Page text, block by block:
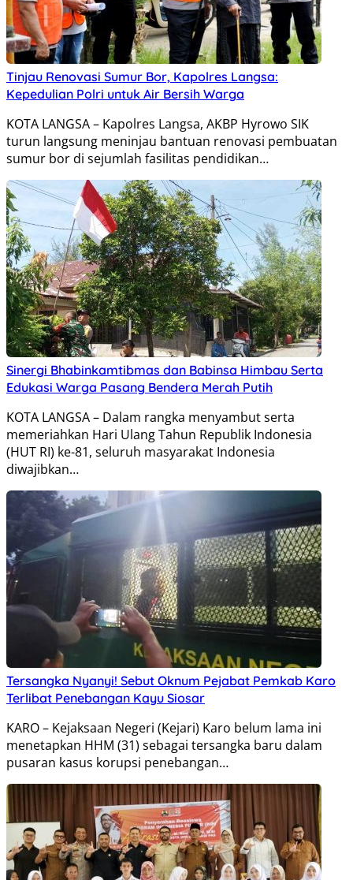
Tinjau Renovasi Sumur Bor, Kapolres Langsa:
Kepedulian Polri untuk Air Bersih Warga
KOTA LANGSA – Kapolres Langsa, AKBP Hyrowo SIK
turun langsung meninjau bantuan renovasi pembuatan
sumur bor di sejumlah fasilitas pendidikan…
Sinergi Bhabinkamtibmas dan Babinsa Himbau Serta
Edukasi Warga Pasang Bendera Merah Putih
KOTA LANGSA – Dalam rangka menyambut serta
memeriahkan Hari Ulang Tahun Republik Indonesia
(HUT RI) ke-81, seluruh masyarakat Indonesia
diwajibkan…
Tersangka Nyanyi! Sebut Oknum Pejabat Pemkab Karo
Terlibat Penebangan Kayu Siosar
KARO – Kejaksaan Negeri (Kejari) Karo belum lama ini
menetapkan HHM (31) sebagai tersangka baru dalam
pusaran kasus korupsi penebangan…